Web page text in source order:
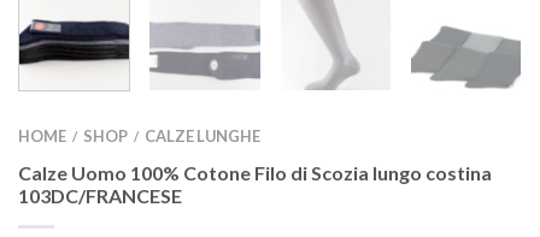
HOME / SHOP / CALZE LUNGHE
Calze Uomo 100% Cotone Filo di Scozia lungo costina
103DC/FRANCESE